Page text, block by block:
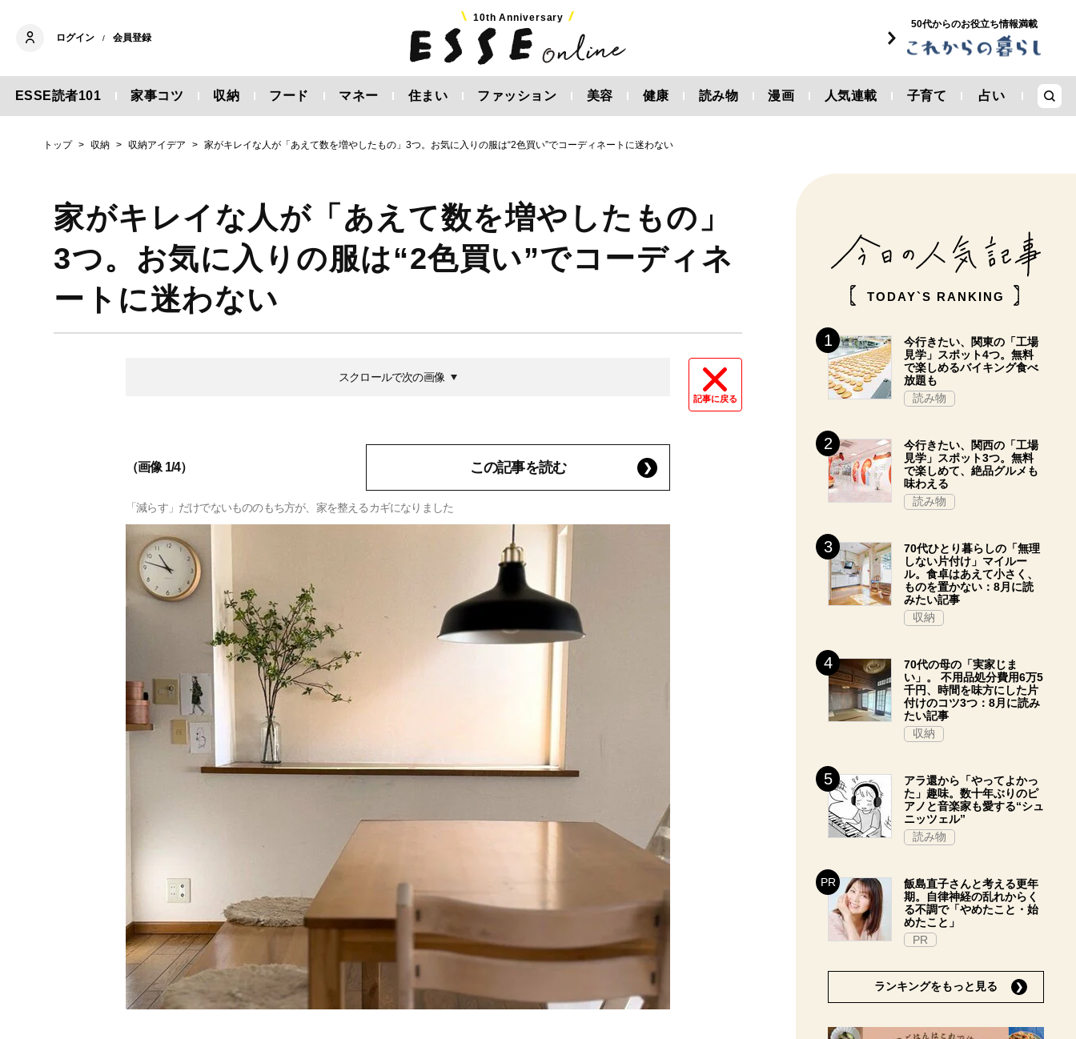
ログイン / 会員登録
10th Anniversary
50代からのお役立ち情報満載
ESSE読者101 家事コツ 収納 フード マネー 住まい ファッション 美容 健康 読み物 漫画 人気連載 子育て 占い
トップ 収納 収納アイデア 家がキレイな人が「あえて数を増やしたもの」3つ。お気に入りの服は“2色買い”でコーディネートに迷わない
家がキレイな人が「あえて数を増やしたもの」
3つ。お気に入りの服は“2色買い”でコーディネ
ートに迷わない
記事に戻る
スクロールで次の画像
（画像 1/4） この記事を読む
「減らす」だけでないもののもち方が、家を整えるカギになりました
TODAY`S RANKING
今行きたい、関東の「工場
見学」スポット4つ。無料
で楽しめるバイキング食べ
放題も
読み物
今行きたい、関西の「工場
見学」スポット3つ。無料
で楽しめて、絶品グルメも
味わえる
読み物
70代ひとり暮らしの「無理
しない片付け」マイルー
ル。食卓はあえて小さく、
ものを置かない：8月に読
みたい記事
収納
70代の母の「実家じま
い」。 不用品処分費用6万5
千円、時間を味方にした片
付けのコツ3つ：8月に読み
たい記事
収納
アラ還から「やってよかっ
た」趣味。数十年ぶりのピ
アノと音楽家も愛する“シュ
ニッツェル”
読み物
飯島直子さんと考える更年
期。自律神経の乱れからく
る不調で「やめたこと・始
めたこと」
PR
ランキングをもっと見る